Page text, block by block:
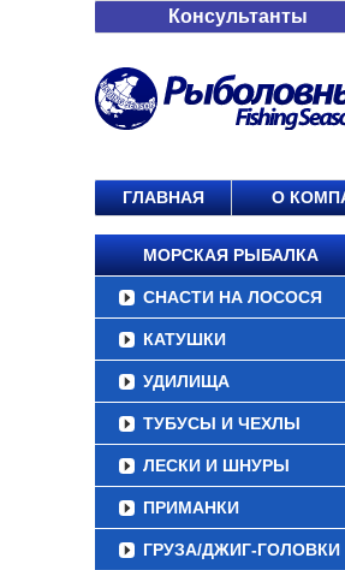
Консультанты
ГЛАВНАЯ О
МОРСКАЯ РЫБАЛКА
СНАСТИ НА ЛОСОСЯ
КАТУШКИ
УДИЛИЩА
ТУБУСЫ И ЧЕХЛЫ
ЛЕСКИ И ШНУРЫ
ПРИМАНКИ
ГРУЗА/ДЖИГ-ГОЛОВКИ